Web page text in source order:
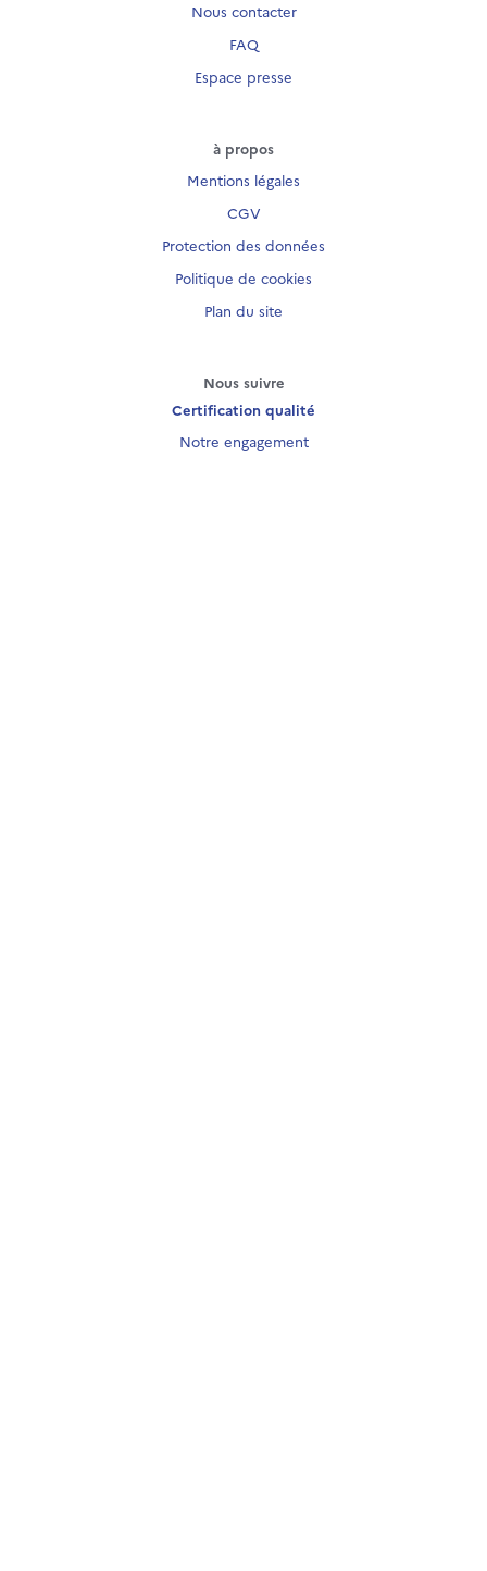
Nous contacter
FAQ
Espace presse
à propos
Mentions légales
CGV
Protection des données
Politique de cookies
Plan du site
Nous suivre
Certification qualité
Notre engagement